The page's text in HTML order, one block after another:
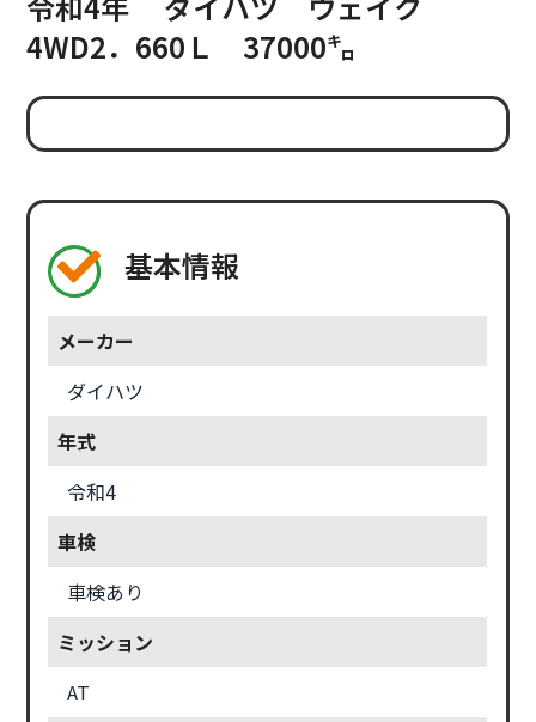
4WD2．660Ｌ 37000㌔
基本情報
メーカー
ダイハツ
年式
令和4
車検
車検あり
ミッション
AT